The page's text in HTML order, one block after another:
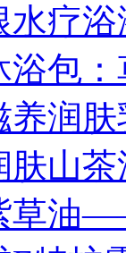
疗
包
润
肤山
草油